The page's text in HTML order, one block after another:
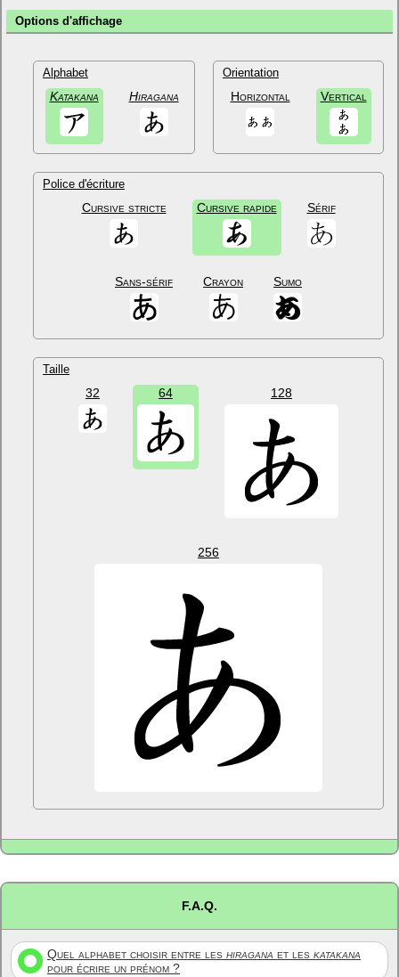
Options d'affichage
Alphabet
Katakana Hiragana
Orientation
Horizontal Vertical
Police d'écriture
Cursive stricte Cursive rapide Sérif
Sans-sérif Crayon Sumo
Taille
32 64 128
256
F.A.Q.
Quel alphabet choisir entre les hiragana et les katakana
pour écrire un prénom ?